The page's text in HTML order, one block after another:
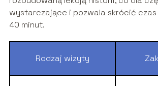
wystarczające i pozwala skrócić
40 minut.
Rodzaj wizyty